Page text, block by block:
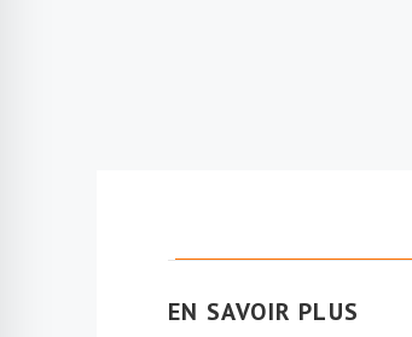
EN SAVOIR PLUS